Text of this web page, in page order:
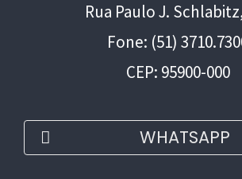
Rua Paulo J.
Fone: (51)
CEP: 95900-000
WHATSAPP